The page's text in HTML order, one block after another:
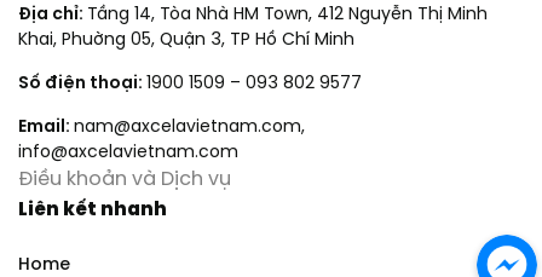
Địa chỉ: Tầng 14, Tòa Nhà HM Town, 412 Nguyễn Thị Minh
Khai, Phuờng 05, Quận 3, TP Hồ Chí Minh
Số điện thoại: 1900 1509 – 093 802 9577
Email: nam@axcelavietnam.com,
info@axcelavietnam.com
Điều khoản và Dịch vụ
Liên kết nhanh
Home